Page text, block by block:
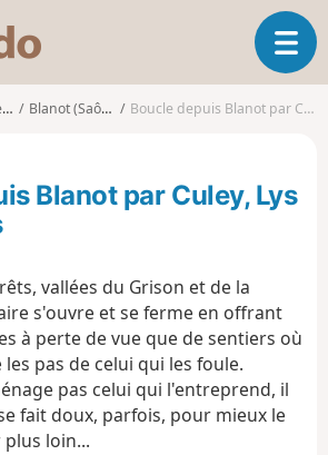
s
o
d
O
u
l
g
t
i
Blanot (Saône-et-Loire) Boucle depuis Blanot par Culey, Lys et Varanges
Blanot par Culey, Lys
vallées du Grison et de la
s'ouvre et se ferme en offrant
à perte de vue que de sentiers où
pas de celui qui les foule.
pas celui qui l'entreprend, il
fait doux, parfois, pour mieux le
loin...